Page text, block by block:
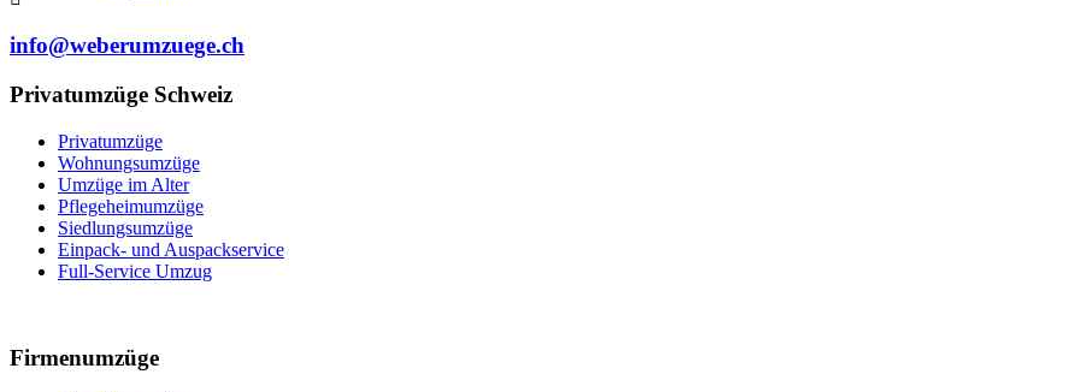
info@weberumzuege.ch
Privatumzüge Schweiz
Privatumzüge
Wohnungsumzüge
Umzüge im Alter
Pflegeheimumzüge
Siedlungsumzüge
Einpack- und Auspackservice
Full-Service Umzug
Firmenumzüge